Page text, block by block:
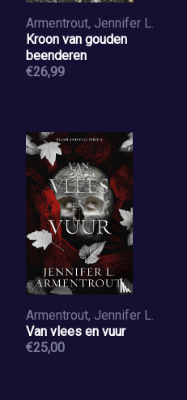
Armentrout, Jennifer L.
Kroon van gouden
beenderen
€26,99
Armentrout, Jennifer L.
Van vlees en vuur
€25,00